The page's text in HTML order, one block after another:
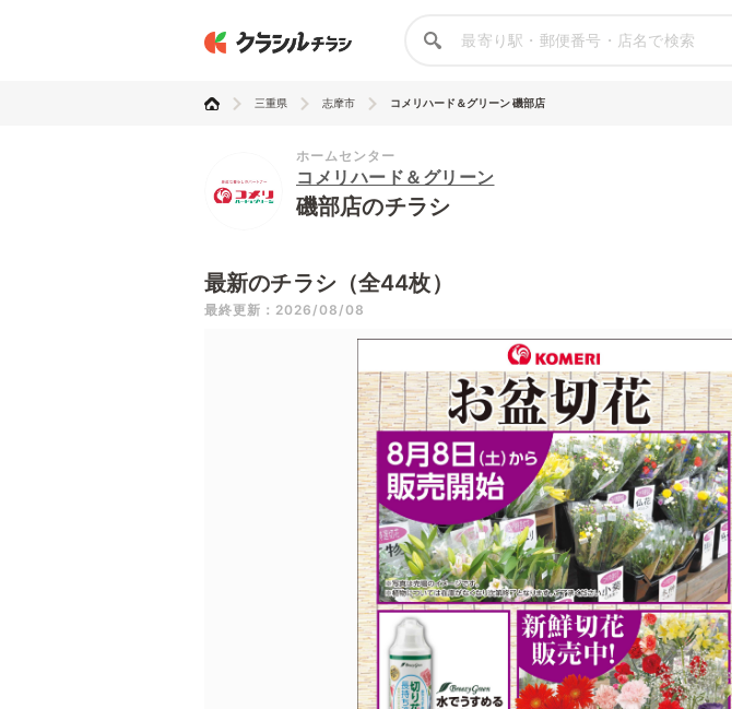
三重県 志摩市 コメリハード＆グリーン 磯部店
ホームセンター
コメリハード＆グリーン
磯部店のチラシ
最新のチラシ（全44枚）
最終更新：2026/08/08